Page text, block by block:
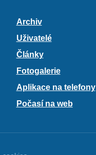
Archiv
Uživatelé
Články
Fotogalerie
Aplikace na telefony
Počasí na web